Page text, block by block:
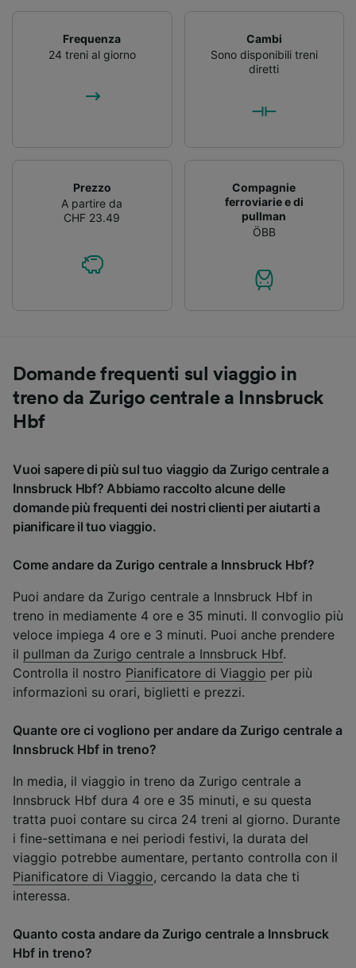
Frequenza
24 treni al giorno
Cambi
Sono disponibili treni
diretti
Prezzo
A partire da
CHF 23.49
Compagnie
ferroviarie e di
pullman
ÖBB
Domande frequenti sul viaggio in
treno da Zurigo centrale a Innsbruck
Hbf
Vuoi sapere di più sul tuo viaggio da Zurigo centrale a
Innsbruck Hbf? Abbiamo raccolto alcune delle
domande più frequenti dei nostri clienti per aiutarti a
pianificare il tuo viaggio.
Come andare da Zurigo centrale a Innsbruck Hbf?
Puoi andare da Zurigo centrale a Innsbruck Hbf in
treno in mediamente 4 ore e 35 minuti. Il convoglio più
veloce impiega 4 ore e 3 minuti. Puoi anche prendere
il pullman da Zurigo centrale a Innsbruck Hbf.
Controlla il nostro Pianificatore di Viaggio per più
informazioni su orari, biglietti e prezzi.
Quante ore ci vogliono per andare da Zurigo centrale a
Innsbruck Hbf in treno?
In media, il viaggio in treno da Zurigo centrale a
Innsbruck Hbf dura 4 ore e 35 minuti, e su questa
tratta puoi contare su circa 24 treni al giorno. Durante
i fine-settimana e nei periodi festivi, la durata del
viaggio potrebbe aumentare, pertanto controlla con il
Pianificatore di Viaggio, cercando la data che ti
interessa.
Quanto costa andare da Zurigo centrale a Innsbruck
Hbf in treno?